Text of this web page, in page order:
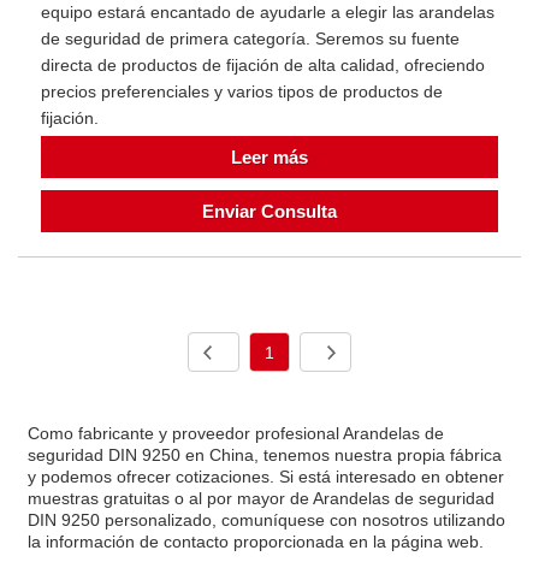
equipo estará encantado de ayudarle a elegir las arandelas
de seguridad de primera categoría. Seremos su fuente
directa de productos de fijación de alta calidad, ofreciendo
precios preferenciales y varios tipos de productos de
fijación.
Leer más
Enviar Consulta
1
Como fabricante y proveedor profesional Arandelas de
seguridad DIN 9250 en China, tenemos nuestra propia fábrica
y podemos ofrecer cotizaciones. Si está interesado en obtener
muestras gratuitas o al por mayor de Arandelas de seguridad
DIN 9250 personalizado, comuníquese con nosotros utilizando
la información de contacto proporcionada en la página web.